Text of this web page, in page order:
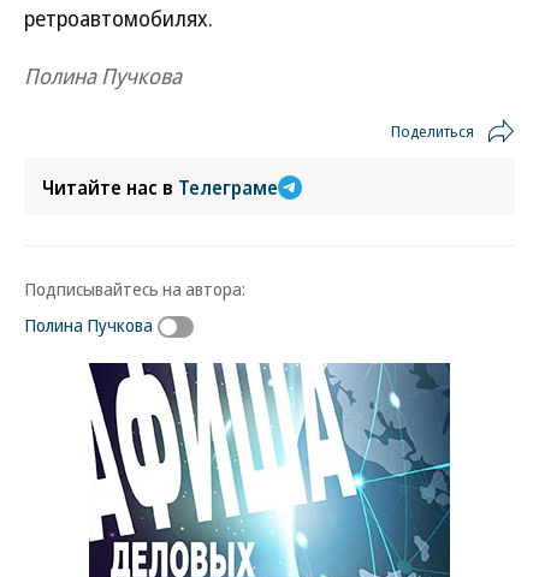
ретроавтомобилях.
Полина Пучкова
Поделиться
Читайте нас в Телеграме
Подписывайтесь на автора:
Полина Пучкова